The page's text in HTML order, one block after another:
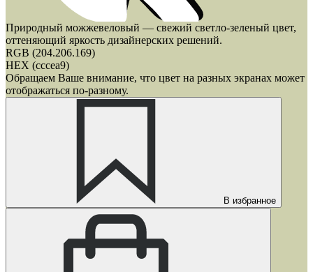
Природный можжевеловый — свежий светло-зеленый цвет,
оттеняющий яркость дизайнерских решений.
RGB (204.206.169)
HEX (cccea9)
Обращаем Ваше внимание, что цвет на разных экранах может
отображаться по-разному.
В избранное